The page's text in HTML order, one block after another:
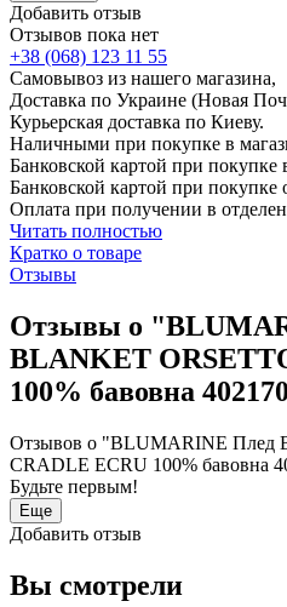
Добавить отзыв
Отзывов пока нет
+38 (068) 123 11 55
Самовывоз из нашего магазина,
Доставка по Украине (Новая
Курьерская доставка по Киеву.
Наличными при покупке в
Банковской картой при покупке
Банковской картой при покупке
Оплата при получении в
Читать полностью
Кратко о товаре
Отзывы
Отзывы о
BLANKET
100% бавовна
Отзывов о "BLUMARINE Плед
CRADLE ECRU 100% бавовна
Будьте первым!
Еще
Добавить отзыв
Вы смотрели